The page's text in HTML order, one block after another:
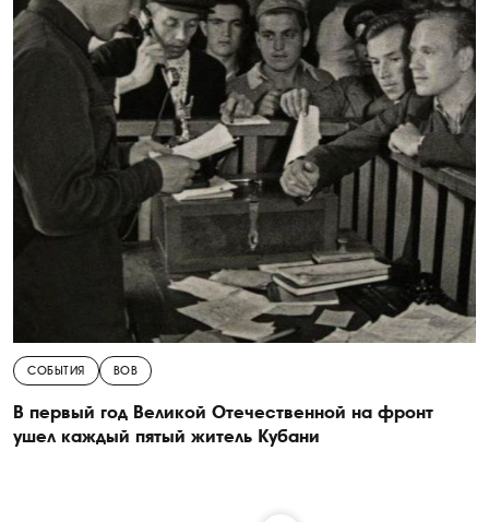
СОБЫТИЯ ВОВ
В первый год Великой Отечественной на фронт
ушел каждый пятый житель Кубани